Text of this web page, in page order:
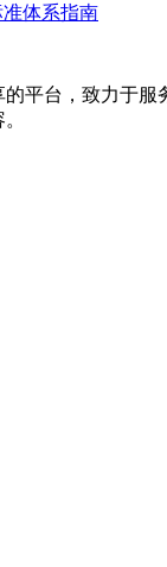
准体系指南
平台，致力于